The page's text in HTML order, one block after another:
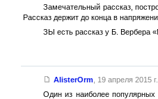
Замечательный рассказ,
Рассказ держит до конца в
ЗЫ есть рассказ у Б. Вербера
AlisterOrm
19 апреля 2015 г.
Один из наиболее популярных